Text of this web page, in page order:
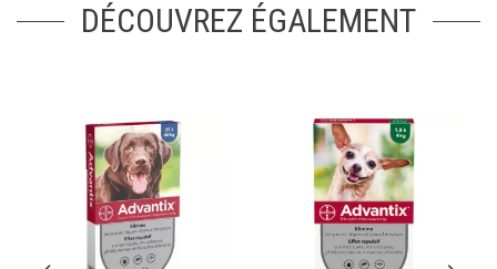
DÉCOUVREZ ÉGALEMENT